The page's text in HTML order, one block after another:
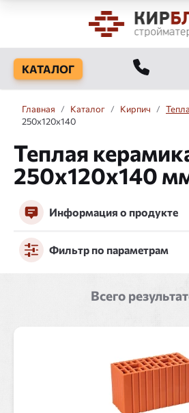
КАТАЛОГ
Главная / Каталог / Кирпич /
250x120x140
Теплая
250x120x140
Информация о продукте
Фильтр по параметрам
Всего